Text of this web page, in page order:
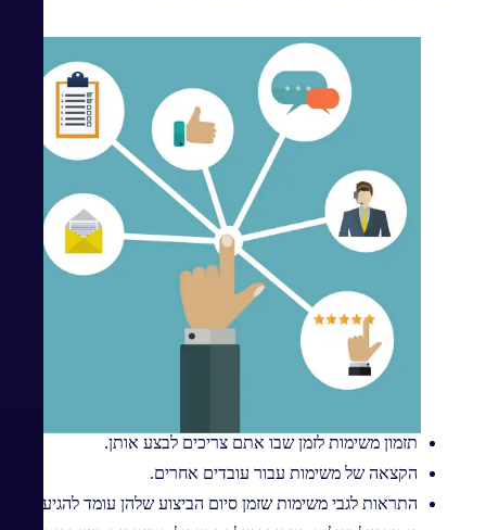
תזמון משימות לזמן שבו אתם צריכים לבצע אותן.
הקצאה של משימות עבור עובדים אחרים.
התראות לגבי משימות שזמן סיום הביצוע שלהן עומד להגיע.